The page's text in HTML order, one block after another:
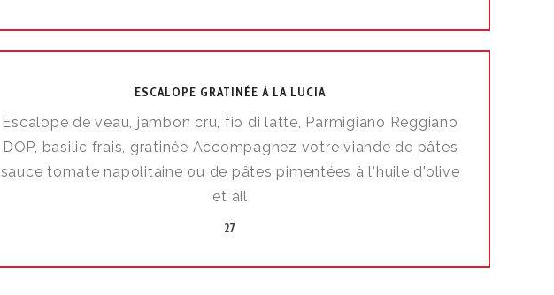
ESCALOPE GRATINÉE À LA LUCIA
Escalope de veau, jambon cru, fio di latte, Parmigiano Reggiano
DOP, basilic frais, gratinée Accompagnez votre viande de pâtes
sauce tomate napolitaine ou de pâtes pimentées à l'huile d'olive
et ail
27